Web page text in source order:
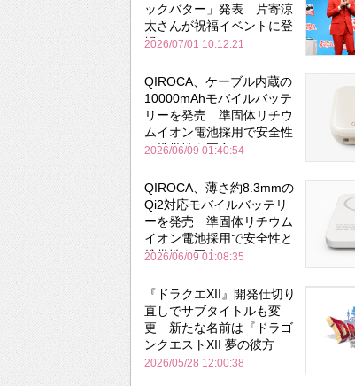
ックバター」発表 片寄涼
太さんが祝福イベントに登
場
2026/07/01 10:12:21
QIROCA、ケーブル内蔵の
10000mAhモバイルバッテ
リーを発売 準固体リチウ
ムイオン電池採用で安全性
と携帯性を両立
2026/06/09 01:40:54
QIROCA、薄さ約8.3mmの
Qi2対応モバイルバッテリ
ーを発売 準固体リチウム
イオン電池採用で安全性と
携帯性を両立
2026/06/09 01:08:35
『ドラクエXII』開発仕切り
直しでサブタイトルも変
更 新たな名前は『ドラゴ
ンクエストXII 夢の彼方
へ』
2026/05/28 12:00:38